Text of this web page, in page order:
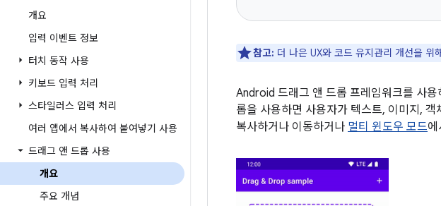
개요
입력 이벤트 정보
터치 동작 사용
키보드 입력 처리
스타일러스 입력 처리
여러 앱에서 복사하여 붙여넣기 사용
드래그 앤 드롭 사용
개요
주요 개념
참고: 더 나은 UX와 코드 유지관리 개선을 위
Android 드래그 앤 드롭 프레임워크를 사
롭을 사용하면 사용자가 텍스트, 이미지,
복사하거나 이동하거나 멀티 윈도우 모드